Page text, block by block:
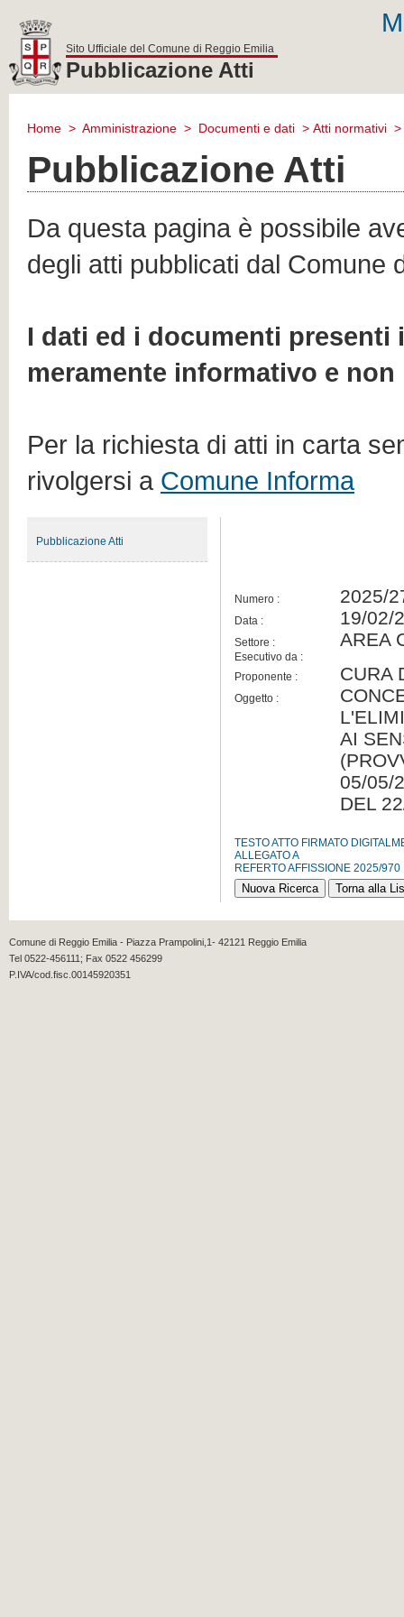
reggio
Sito Ufficiale del Comune di Reggio Emilia
Pubblicazione Atti
Home > Amministrazione > Documenti e dati > Atti normativi >
Pubblicazione Atti
Da questa pagina è possibile
degli atti pubblicati dal Comune
I dati ed i documenti presenti
meramente informativo e
Per la richiesta di atti in carta
rivolgersi a Comune Informa
Numero : 2025/
Data : 19/02/
Settore : AREA
Esecutivo da :
Proponente :
CURA
Oggetto :
AI
05/05/
DEL
TESTO ATTO FIRMATO
ALLEGATO A
REFERTO AFFISSIONE 2025/970
Pubblicazione Atti
Comune di Reggio Emilia - Piazza Prampolini,1- 42121 Reggio Emilia
Tel 0522-456111; Fax 0522 456299
P.IVA/cod.fisc.00145920351